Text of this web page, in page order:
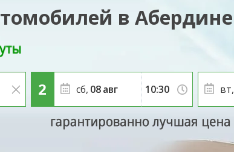
в Абердине
сб, 08авг вт,